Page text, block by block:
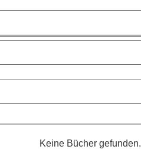
Keine Bücher gefunden.